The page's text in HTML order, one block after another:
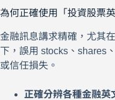
為何正確使用「投資股票
金融訊息講求精確，尤其
下，誤用 stocks、shares
或信任損失。
正確分辨各種金融英